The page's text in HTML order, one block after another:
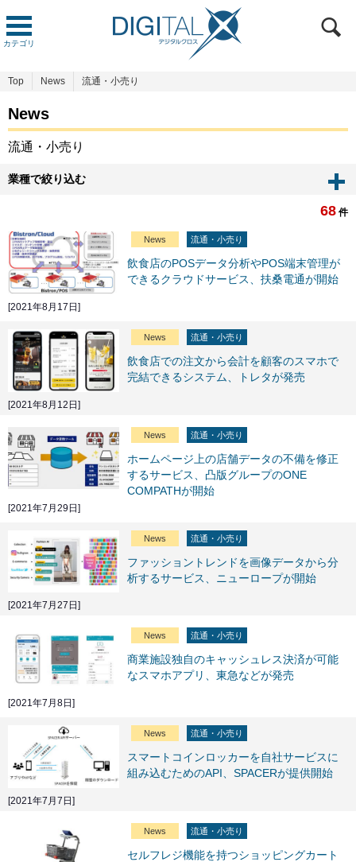
カテゴリ
Top News 流通・小売り
News
流通・小売り
業種で絞り込む
68 件
News 流通・小売り
飲食店のPOSデータ分析やPOS端末管理が
できるクラウドサービス、扶桑電通が開始
[2021年8月17日]
News 流通・小売り
飲食店での注文から会計を顧客のスマホで
完結できるシステム、トレタが発売
[2021年8月12日]
News 流通・小売り
ホームページ上の店舗データの不備を修正
するサービス、凸版グループのONE
COMPATHが開始
[2021年7月29日]
News 流通・小売り
ファッショントレンドを画像データから分
析するサービス、ニューロープが開始
[2021年7月27日]
News 流通・小売り
商業施設独自のキャッシュレス決済が可能
なスマホアプリ、東急などが発売
[2021年7月8日]
News 流通・小売り
スマートコインロッカーを自社サービスに
組み込むためのAPI、SPACERが提供開始
[2021年7月7日]
News 流通・小売り
セルフレジ機能を持つショッピングカート